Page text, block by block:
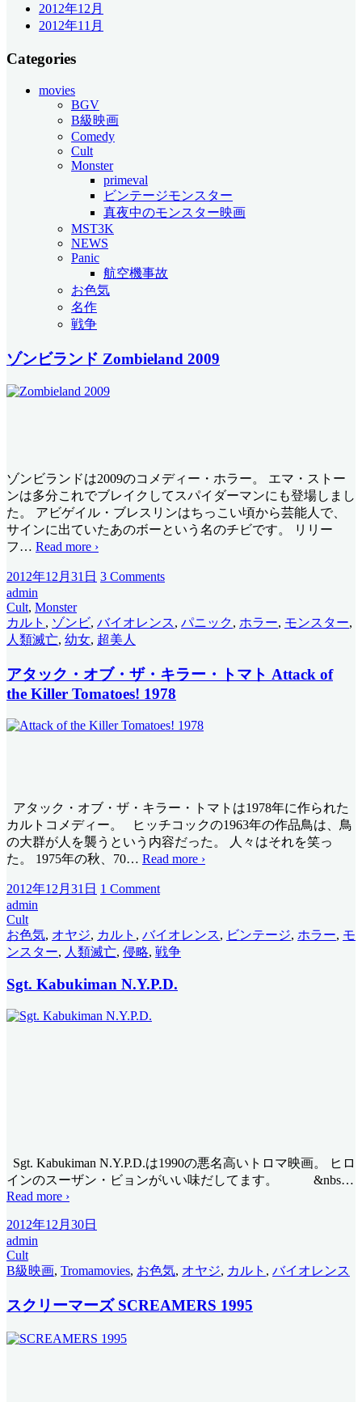
2012年12月
2012年11月
Categories
movies
BGV
B級映画
Comedy
Cult
Monster
primeval
ビンテージモンスター
真夜中のモンスター映画
MST3K
NEWS
Panic
航空機事故
お色気
名作
戦争
ゾンビランド Zombieland 2009
ゾンビランドは2009のコメディー・ホラー。 エマ・ストー
ンは多分これでブレイクしてスパイダーマンにも登場しまし
た。 アビゲイル・ブレスリンはちっこい頃から芸能人で、
サインに出ていたあのボーという名のチビです。 リリー
フ… Read more ›
2012年12月31日 3 Comments
admin
Cult, Monster
カルト , ゾンビ, バイオレンス, パニック, ホラー, モンスター,
人類滅亡, 幼女, 超美人
アタック・オブ・ザ・キラー・トマト Attack of
the Killer Tomatoes! 1978
アタック・オブ・ザ・キラー・トマトは1978年に作られた
カルトコメディー。 ヒッチコックの1963年の作品鳥は、鳥
の大群が人を襲うという内容だった。 人々はそれを笑っ
た。 1975年の秋、70… Read more ›
2012年12月31日 1 Comment
admin
Cult
お色気, オヤジ, カルト , バイオレンス, ビンテージ, ホラー, モ
ンスター, 人類滅亡, 侵略, 戦争
Sgt. Kabukiman N.Y.P.D.
Sgt. Kabukiman N.Y.P.D.は1990の悪名高いトロマ映画。 ヒロ
インのスーザン・ビョンがいい味だしてます。 &nbs…
Read more ›
2012年12月30日
admin
Cult
B級映画, Tromamovies, お色気, オヤジ, カルト , バイオレンス
スクリーマーズ SCREAMERS 1995